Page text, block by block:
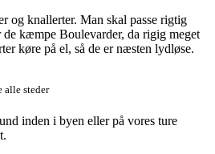
og knallerter. Man skal passe rigtig
de kæmpe Boulevarder, da rigig meget
køre på el, så de er næsten lydløse.
steder
inden i byen eller på vores ture